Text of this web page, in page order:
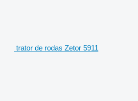
trator de rodas Zetor 5911